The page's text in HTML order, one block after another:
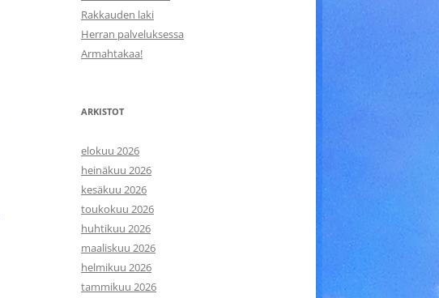
Rakkauden laki
Herran palveluksessa
Armahtakaa!
ARKISTOT
elokuu 2026
heinäkuu 2026
kesäkuu 2026
toukokuu 2026
huhtikuu 2026
maaliskuu 2026
helmikuu 2026
tammikuu 2026